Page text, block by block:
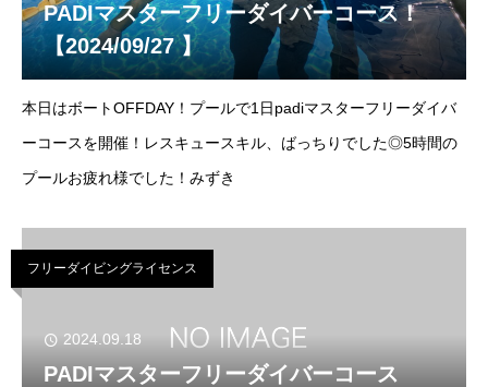
PADIマスターフリーダイバーコース！
【2024/09/27 】
本日はボートOFFDAY！プールで1日padiマスターフリーダイバ
ーコースを開催！レスキュースキル、ばっちりでした◎5時間の
プールお疲れ様でした！みずき
フリーダイビングライセンス
2024.09.18
PADIマスターフリーダイバーコース